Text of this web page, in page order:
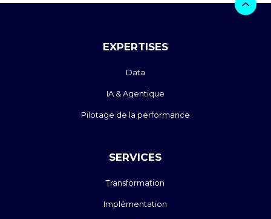
EXPERTISES
Data
IA & Agentique
Pilotage de la performance
SERVICES
Transformation
Implémentation